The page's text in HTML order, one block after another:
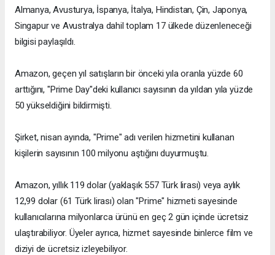
Almanya, Avusturya, İspanya, İtalya, Hindistan, Çin, Japonya,
Singapur ve Avustralya dahil toplam 17 ülkede düzenleneceği
bilgisi paylaşıldı.
Amazon, geçen yıl satışların bir önceki yıla oranla yüzde 60
arttığını, "Prime Day"deki kullanıcı sayısının da yıldan yıla yüzde
50 yükseldiğini bildirmişti.
Şirket, nisan ayında, "Prime" adı verilen hizmetini kullanan
kişilerin sayısının 100 milyonu aştığını duyurmuştu.
Amazon, yıllık 119 dolar (yaklaşık 557 Türk lirası) veya aylık
12,99 dolar (61 Türk lirası) olan "Prime" hizmeti sayesinde
kullanıcılarına milyonlarca ürünü en geç 2 gün içinde ücretsiz
ulaştırabiliyor. Üyeler ayrıca, hizmet sayesinde binlerce film ve
diziyi de ücretsiz izleyebiliyor.